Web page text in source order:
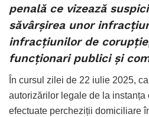
penală ce vizează
săvârșirea unor
infracțiunilor de
funcționari publici și
În cursul zilei de 22 iulie 2025,
autorizărilor legale de la instanța
efectuate percheziții domiciliare